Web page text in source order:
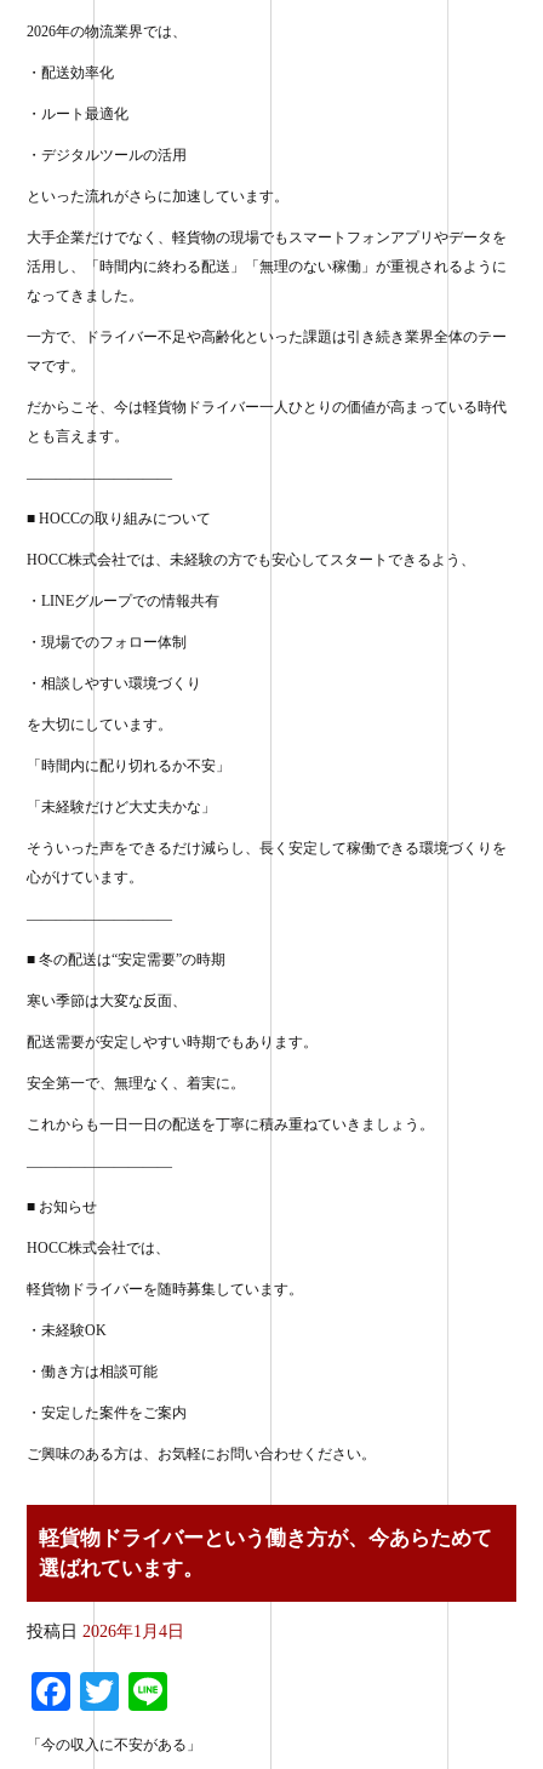
2026年の物流業界では、
・配送効率化
・ルート最適化
・デジタルツールの活用
といった流れがさらに加速しています。
大手企業だけでなく、軽貨物の現場でもスマートフォンアプリやデータを
活用し、「時間内に終わる配送」「無理のない稼働」が重視されるように
なってきました。
一方で、ドライバー不足や高齢化といった課題は引き続き業界全体のテー
マです。
だからこそ、今は軽貨物ドライバー一人ひとりの価値が高まっている時代
とも言えます。
——————————
■ HOCCの取り組みについて
HOCC株式会社では、未経験の方でも安心してスタートできるよう、
・LINEグループでの情報共有
・現場でのフォロー体制
・相談しやすい環境づくり
を大切にしています。
「時間内に配り切れるか不安」
「未経験だけど大丈夫かな」
そういった声をできるだけ減らし、長く安定して稼働できる環境づくりを
心がけています。
——————————
■ 冬の配送は“安定需要”の時期
寒い季節は大変な反面、
配送需要が安定しやすい時期でもあります。
安全第一で、無理なく、着実に。
これからも一日一日の配送を丁寧に積み重ねていきましょう。
——————————
■ お知らせ
HOCC株式会社では、
軽貨物ドライバーを随時募集しています。
・未経験OK
・働き方は相談可能
・安定した案件をご案内
ご興味のある方は、お気軽にお問い合わせください。
軽貨物ドライバーという働き方が、今あらためて
選ばれています。
投稿日 2026年1月4日
Fa
ce
T
wi ne
「今の収入に不安がある」